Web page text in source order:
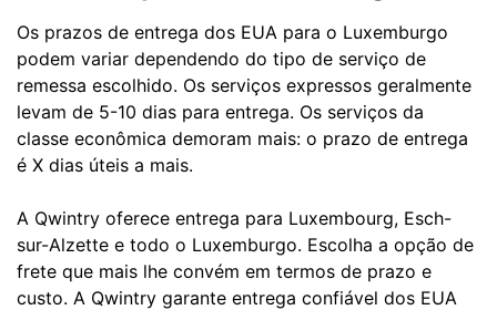
Os prazos de entrega dos EUA para o Luxemburgo
podem variar dependendo do tipo de serviço de
remessa escolhido. Os serviços expressos geralmente
levam de 5-10 dias para entrega. Os serviços da
classe econômica demoram mais: o prazo de entrega
é X dias úteis a mais.
A Qwintry oferece entrega para Luxembourg, Esch-
sur-Alzette e todo o Luxemburgo. Escolha a opção de
frete que mais lhe convém em termos de prazo e
custo. A Qwintry garante entrega confiável dos EUA